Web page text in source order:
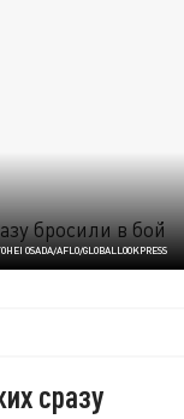
OSADA/AFLO/GLOBALLOOKPRESS
сразу